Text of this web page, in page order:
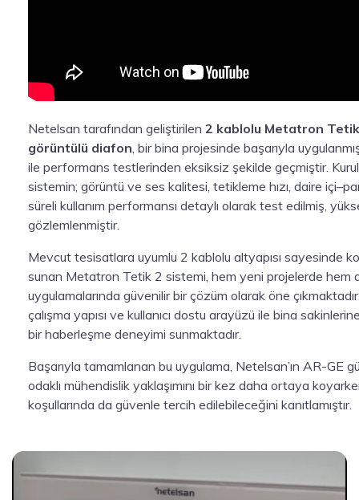
Netelsan tarafından geliştirilen 2 kablolu Metatron
görüntülü diafon, bir bina projesinde başarıyla
ile performans testlerinden eksiksiz şekilde geçmiştir.
sistemin; görüntü ve ses kalitesi, tetikleme hızı, daire
süreli kullanım performansı detaylı olarak test edilmiş,
gözlemlenmiştir.
Mevcut tesisatlara uyumlu 2 kablolu altyapısı sayesinde
sunan Metatron Tetik 2 sistemi, hem yeni projelerde hem
uygulamalarında güvenilir bir çözüm olarak öne çıkmaktadır.
çalışma yapısı ve kullanıcı dostu arayüzü ile bina
bir haberleşme deneyimi sunmaktadır.
Başarıyla tamamlanan bu uygulama, Netelsan’ın AR-GE
odaklı mühendislik yaklaşımını bir kez daha ortaya
koşullarında da güvenle tercih edilebileceğini kanıtlamıştır.